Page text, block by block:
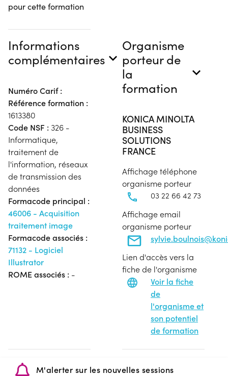
pour cette formation
Informations
complémentaires
Numéro Carif :
Référence formation :
1613380
Code NSF : 326 -
Informatique,
traitement de
l'information, réseaux
de transmission des
données
Formacode principal :
46006 - Acquisition
traitement image
Formacode associés :
71132 - Logiciel
Illustrator
ROME associés : -
Organisme
porteur de
la
formation
KONICA MINOLTA
BUSINESS
SOLUTIONS
FRANCE
Affichage téléphone
organisme porteur
03 22 66 42 73
Affichage email
organisme porteur
Lien d'accès vers la
fiche de l'organisme
Voir la fiche
de
l'organisme et
son potentiel
de formation
M'alerter sur les nouvelles sessions